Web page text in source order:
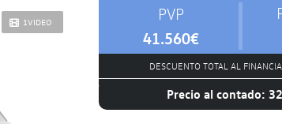
1VIDEO PVP
41.560€
DESCUENTO TOTAL AL
Precio al contado: